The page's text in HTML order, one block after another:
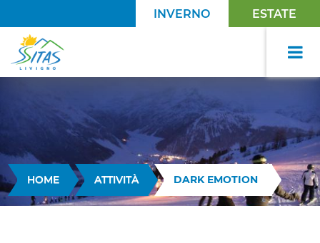
INVERNO ESTATE
HOME ATTIVITÀ DARK EMOTION